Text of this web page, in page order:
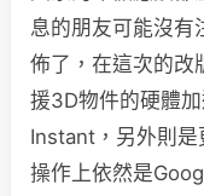
息的朋友可能沒有
佈了，在這次的改
援3D物件的硬體
Instant，另外則
操作上依然是